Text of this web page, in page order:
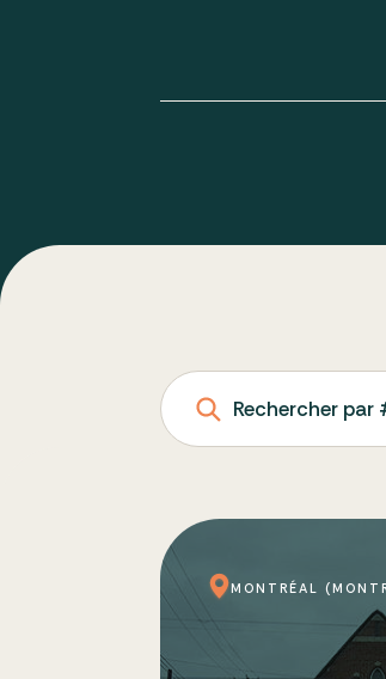
Rechercher
MONTRÉAL